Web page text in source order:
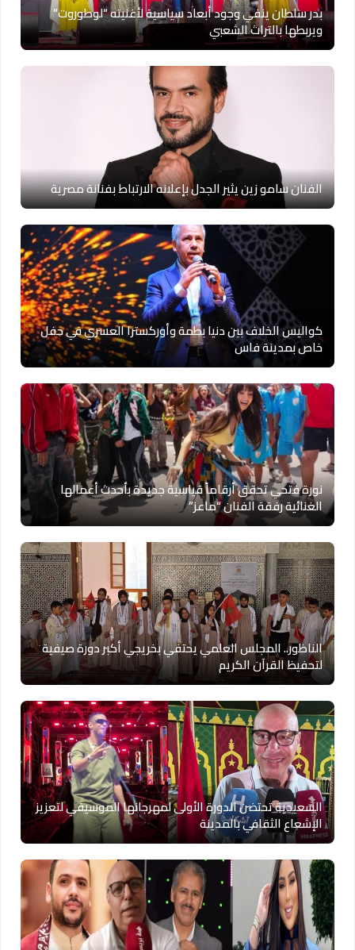
بدر سلطان ينفي وجود أبعاد سياسية لأغنيته “لوطوروت”
ويربطها بالتراث الشعبي
الفنان سامو زين يثير الجدل بإعلانه الارتباط بفنانة مصرية
كواليس الخلاف بين دنيا بطمة وأوركسترا العسري في حفل
خاص بمدينة فاس
نورة فتحي تحقق أرقاماً قياسية جديدة بأحدث أعمالها
الغنائية رفقة الفنان “ماعز”
الناظور.. المجلس العلمي يحتفي بخريجي أكبر دورة صيفية
لتحفيظ القرآن الكريم
السعيدية تحتضن الدورة الأولى لمهرجانها الموسيقي لتعزيز
الإشعاع الثقافي بالمدينة